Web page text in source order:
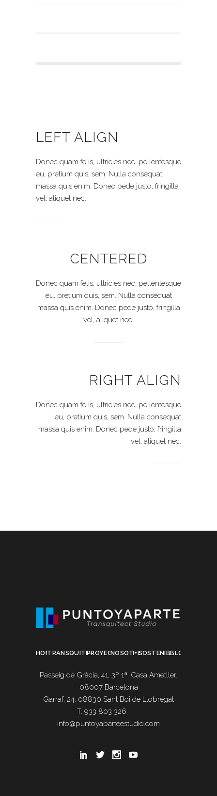
LEFT ALIGN
Donec quam felis, ultricies nec, pellentesque
eu, pretium quis, sem. Nulla consequat
massa quis enim. Donec pede justo, fringilla
vel, aliquet nec.
CENTERED
Donec quam felis, ultricies nec, pellentesque
eu, pretium quis, sem. Nulla consequat
massa quis enim. Donec pede justo, fringilla
vel, aliquet nec.
RIGHT ALIGN
Donec quam felis, ultricies nec, pellentesque
eu, pretium quis, sem. Nulla consequat
massa quis enim. Donec pede justo, fringilla
vel, aliquet nec.
HOMETRANSQUITECTURA
PROYECTOSNOSOTROS
I+DSOSTENIBILIDAD
BLOG
Passeig de Gràcia, 41, 3º 1ª. Casa Ametller.
08007 Barcelona
Garraf, 24. 08830 Sant Boi de Llobregat
T. 933 803 326
info@puntoyaparteestudio.com